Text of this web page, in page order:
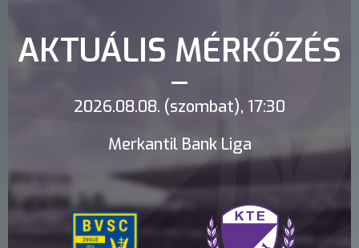
AKTUÁLIS MÉRKŐZÉS
2026.08.08. (szombat), 17:30
Merkantil Bank Liga